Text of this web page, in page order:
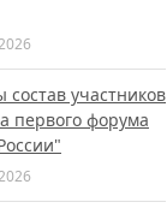
участников
первого форума